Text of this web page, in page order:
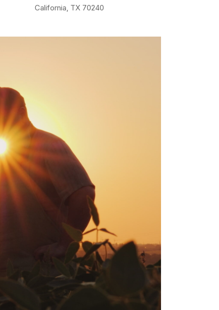
California, TX 70240